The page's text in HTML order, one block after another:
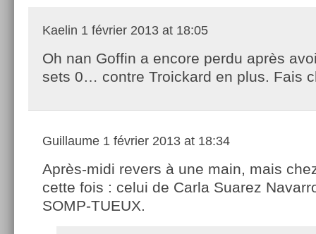
Kaelin 1 février 2013 at 18:05
Oh nan Goffin a encore perdu après
sets 0… contre Troickard en plus. Fais
Guillaume 1 février 2013 at 18:34
Après-midi revers à une main, mais
cette fois : celui de Carla Suarez
SOMP-TUEUX.